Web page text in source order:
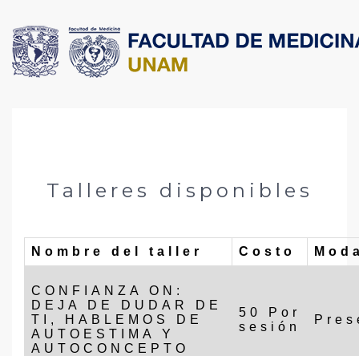
Talleres disponibles
Nombre del taller Costo
CONFIANZA ON:
DEJA DE DUDAR DE
TI, HABLEMOS DE
AUTOESTIMA Y
AUTOCONCEPTO
50 Por
sesión